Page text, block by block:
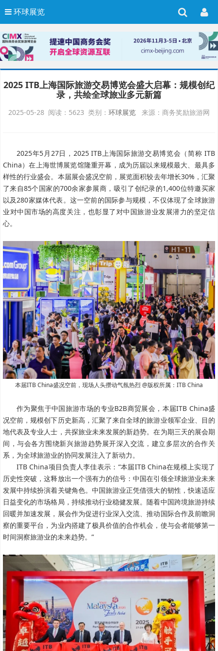
环球展览
2025 ITB上海国际旅游交易博览会盛大启幕：规模创纪
录，共绘全球旅业多元新篇
2025-05-28 阅读：5623 类别： 环球展览 来源：商务奖励旅游网
2025年5月27日，2025 ITB上海国际旅游交易博览会（简称 ITB
China）在上海世博展览馆隆重开幕，成为历届以来规模最大、最具多
样性的行业盛会。本届展会盛况空前，展览面积较去年增长30%，汇聚
了来自85个国家的700余家参展商，吸引了创纪录的1,400位特邀买家
以及280家媒体代表。这一空前的国际参与规模，不仅体现了全球旅游
业对中国市场的高度关注，也彰显了对中国旅游业发展潜力的坚定信
心。
本届ITB China盛况空前，现场人头攒动气氛热烈 @版权所属：ITB China
作为聚焦于中国旅游市场的专业B2B商贸展会，本届ITB China盛
况空前，规模创下历史新高，汇聚了来自全球的旅游业领军企业、目的
地代表及专业人士，共探旅业未来发展的新趋势。在为期三天的展会期
间，与会各方围绕新兴旅游趋势展开深入交流，建立多层次的合作关
系，为全球旅游业的协同发展注入了新动力。
ITB China项目负责人李佳表示：“本届ITB China在规模上实现了
历史性突破，这释放出一个强有力的信号：中国在引领全球旅游业未来
发展中持续扮演着关键角色。中国旅游业正凭借强大的韧性，快速适应
日益变化的市场格局，持续推动行业稳健发展。随着中国跨境旅游持续
回暖并加速发展，展会作为促进行业深入交流、推动国际合作及前瞻洞
察的重要平台，为业内搭建了极具价值的合作机会，使与会者能够第一
时间洞察旅游业的未来趋势。”